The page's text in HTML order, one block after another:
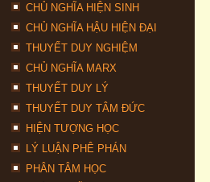
CHỦ NGHĨA HIỆN SINH
CHỦ NGHĨA HẬU HIỆN ĐẠI
THUYẾT DUY NGHIỆM
CHỦ NGHĨA MARX
THUYẾT DUY LÝ
THUYẾT DUY TÂM ĐỨC
HIỆN TƯỢNG HỌC
LÝ LUẬN PHÊ PHÁN
PHÂN TÂM HỌC